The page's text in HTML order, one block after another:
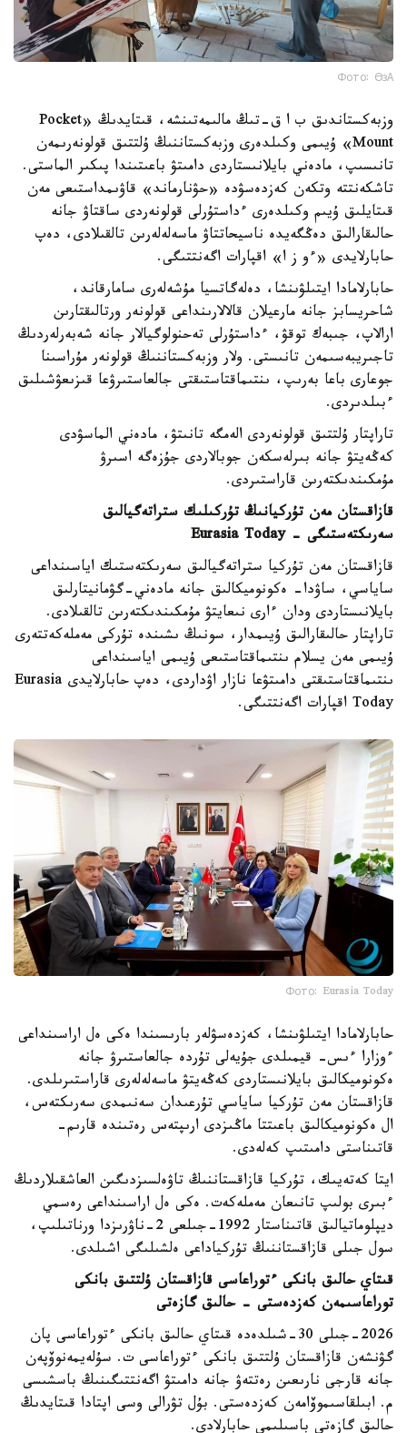
Фото: ӨзА
وزبەكستاندىق ب ا ق-تىڭ مالىمەتىنشە، قىتايدىڭ «Pocket
Mount» ۇيىمى وكىلدەرى وزبەكستاننىڭ ۇلتتىق قولونەرىمەن
تانىسىپ، مادەني بايلانىستاردى دامىتۋ باعىتىندا پىكىر الماستى.
تاشكەنتتە وتكەن كەزدەسۋدە «حۋنارماند» قاۋىمداستىعى مەن
قىتايلىق ۇيىم وكىلدەرى ءداستۇرلى قولونەردى ساقتاۋ جانە
حالىقارالىق دەڭگەيدە ناسيحاتتاۋ ماسەلەلەرىن تالقىلادى، دەپ
حابارلايدى «ءو ز ا» اقپارات اگەنتتىگى.
حابارلامادا ايتىلۋىنشا، دەلەگاتسيا مۇشەلەرى سامارقاند،
شاحريسابز جانە مارعيلان قالالارىنداعى قولونەر ورتالىقتارىن
ارالاپ، جىبەك توقۋ، ءداستۇرلى تەحنولوگيالار جانە شەبەرلەردىڭ
تاجىريبەسىمەن تانىستى. ولار وزبەكستاننىڭ قولونەر مۇراسىنا
جوعارى باعا بەرىپ، ىنتىماقتاستىقتى جالعاستىرۋعا قىزىعۋشىلىق
ءبىلدىردى.
تاراپتار ۇلتتىق قولونەردى الەمگە تانىتۋ، مادەني الماسۋدى
كەڭەيتۋ جانە بىرلەسكەن جوبالاردى جۇزەگە اسىرۋ
مۇمكىندىكتەرىن قاراستىردى.
قازاقستان مەن تۇركيانىڭ تۇركىلىك ستراتەگيالىق
سەرىكتەستىگى - Eurasia Today
قازاقستان مەن تۇركيا ستراتەگيالىق سەرىكتەستىك اياسىنداعى
ساياسي، ساۋدا- ەكونوميكالىق جانە مادەني-گۋمانيتارلىق
بايلانىستاردى ودان ءارى نىعايتۋ مۇمكىندىكتەرىن تالقىلادى.
تاراپتار حالىقارالىق ۇيىمدار، سونىڭ ىشىندە تۇركى مەملەكەتتەرى
ۇيىمى مەن يسلام ىنتىماقتاستىعى ۇيىمى اياسىنداعى
ىنتىماقتاستىقتى دامىتۋعا نازار اۋداردى، دەپ حابارلايدى Eurasia
Today اقپارات اگەنتتىگى.
Фото: Eurasia Today
حابارلامادا ايتىلۋىنشا، كەزدەسۋلەر بارىسىندا ەكى ەل اراسىنداعى
ءوزارا ءىس- قيمىلدى جۇيەلى تۇردە جالعاستىرۋ جانە
ەكونوميكالىق بايلانىستاردى كەڭەيتۋ ماسەلەلەرى قاراستىرىلدى.
قازاقستان مەن تۇركيا ساياسي تۇرعىدان سەنىمدى سەرىكتەس،
ال ەكونوميكالىق باعىتتا ماڭىزدى ارىپتەس رەتىندە قارىم-
قاتىناستى دامىتىپ كەلەدى.
ايتا كەتەيىك، تۇركيا قازاقستاننىڭ تاۋەلسىزدىگىن العاشقىلاردىڭ
ءبىرى بولىپ تانىعان مەملەكەت. ەكى ەل اراسىنداعى رەسمي
ديپلوماتيالىق قاتىناستار 1992-جىلعى 2-ناۋرىزدا ورناتىلىپ،
سول جىلى قازاقستاننىڭ تۇركياداعى ەلشىلىگى اشىلدى.
قىتاي حالىق بانكى ءتوراعاسى قازاقستان ۇلتتىق بانكى
توراعاسىمەن كەزدەستى - حالىق گازەتى
2026-جىلى 30-شىلدەدە قىتاي حالىق بانكى ءتوراعاسى پان
گۋنشەن قازاقستان ۇلتتىق بانكى ءتوراعاسى ت. سۇلەيمەنوۆپەن
جانە قارجى نارىعىن رەتتەۋ جانە دامىتۋ اگەنتتىگىنىڭ باسشىسى
م. ابىلقاسىموۆامەن كەزدەستى. بۇل تۋرالى وسى اپتادا قىتايدىڭ
حالىق گازەتى باسىلىمى حابارلادى.